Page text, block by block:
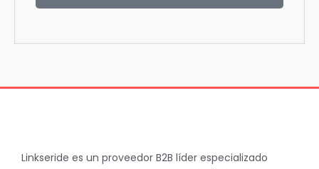
Linkseride es un proveedor B2B líder especializado